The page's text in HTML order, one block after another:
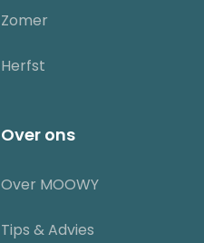
Zomer
Herfst
Over ons
Over MOOWY
Tips & Advies